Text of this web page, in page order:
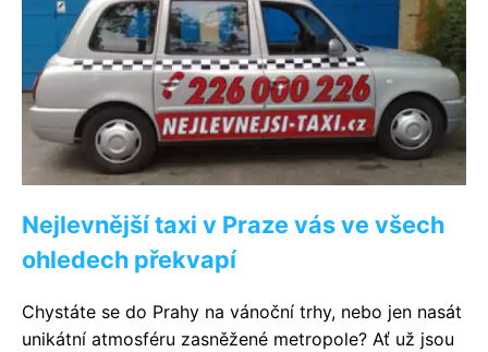
Nejlevnější taxi v Praze vás ve všech
ohledech překvapí
Chystáte se do Prahy na vánoční trhy, nebo jen nasát
unikátní atmosféru zasněžené metropole? Ať už jsou